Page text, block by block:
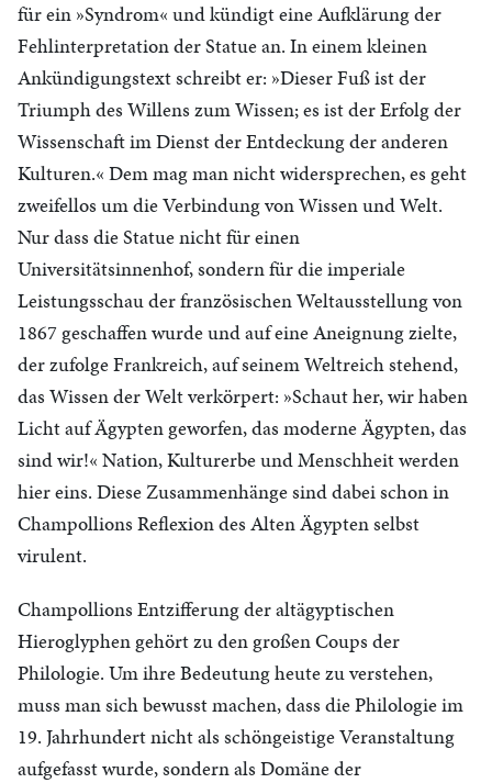
für ein »Syndrom« und kündigt eine Aufklärung der
Fehlinterpretation der Statue an. In einem kleinen
Ankündigungstext schreibt er: »Dieser Fuß ist der
Triumph des Willens zum Wissen; es ist der Erfolg der
Wissenschaft im Dienst der Entdeckung der anderen
Kulturen.« Dem mag man nicht widersprechen, es geht
zweifellos um die Verbindung von Wissen und Welt.
Nur dass die Statue nicht für einen
Universitätsinnenhof, sondern für die imperiale
Leistungsschau der französischen Weltausstellung von
1867 geschaffen wurde und auf eine Aneignung zielte,
der zufolge Frankreich, auf seinem Weltreich stehend,
das Wissen der Welt verkörpert: »Schaut her, wir haben
Licht auf Ägypten geworfen, das moderne Ägypten, das
sind wir!« Nation, Kulturerbe und Menschheit werden
hier eins. Diese Zusammenhänge sind dabei schon in
Champollions Reflexion des Alten Ägypten selbst
virulent.
Champollions Entzifferung der altägyptischen
Hieroglyphen gehört zu den großen Coups der
Philologie. Um ihre Bedeutung heute zu verstehen,
muss man sich bewusst machen, dass die Philologie im
19. Jahrhundert nicht als schöngeistige Veranstaltung
aufgefasst wurde, sondern als Domäne der